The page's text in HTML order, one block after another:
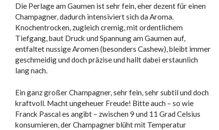
Die Perlage am Gaumen ist sehr fein, eher dezent für einen
Champagner, dadurch intensiviert sich da Aroma.
Knochentrocken, zugleich cremig, mit ordentlichem
Tiefgang, baut Druck und Spannung am Gaumen auf,
entfaltet nussige Aromen (besonders Cashew), bleibt immer
geschmeidig und doch präzise und hallt dabei erstaunlich
lang nach.
Ein ganz großer Champagner, sehr fein, sehr subtil und doch
kraftvoll. Macht ungeheuer Freude! Bitte auch – so wie
Franck Pascal es angibt – zwischen 9 und 11 Grad Celsius
konsumieren, der Champagner blüht mit Temperatur